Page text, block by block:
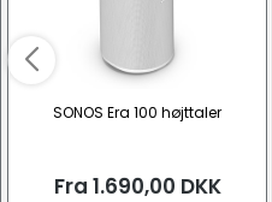
SONOS Era 100 højttaler
Fra 1.690,00 DKK